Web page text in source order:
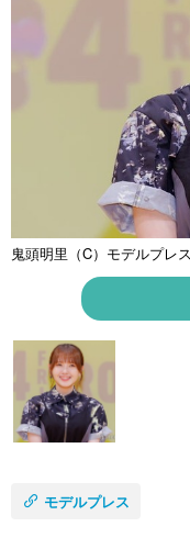
登
鬼頭明里（C）モデルプレス
モデルプレス